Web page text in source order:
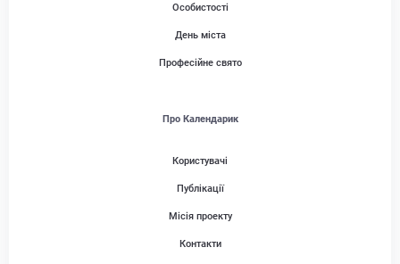
Особистості
День міста
Професійне свято
Про Календарик
Користувачі
Публікації
Місія проекту
Контакти